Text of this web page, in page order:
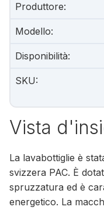
Produttore:
Modello:
Disponibilità:
SKU:
Vista
La lavabottiglie è
svizzera PAC. È
spruzzatura ed è
energetico. La